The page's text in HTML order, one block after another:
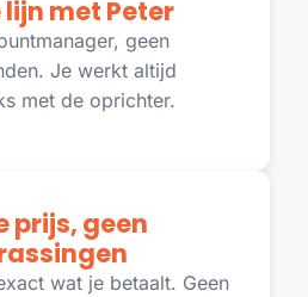
met Peter
geen
Je werkt altijd
met de oprichter.
prijs, geen
wat je betaalt. Geen